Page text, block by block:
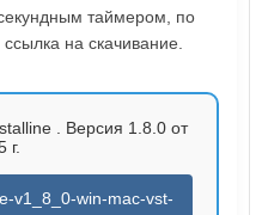
таймером, по
на скачивание.
. Версия 1.8.0 от
г.
v1_8_0-win-mac-vst-